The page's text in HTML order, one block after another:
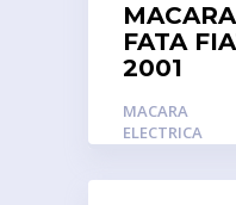
FATA
2001
MACARA
ELECTRICA